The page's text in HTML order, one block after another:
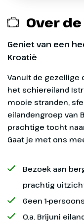
Over
Geniet van een
Kroatië
Vanuit de gezellige
het schiereiland
mooie stranden,
eilandengroep van
prachtige tocht
Gaat je met ons
Bezoek aan
prachtig
Geen 1-
O.a. Brijuni
Dag 2
Exclusief
Eventuele
Optionele
programma)
Overige
Eventuele
16 mei t/
die
die
16 mei t/